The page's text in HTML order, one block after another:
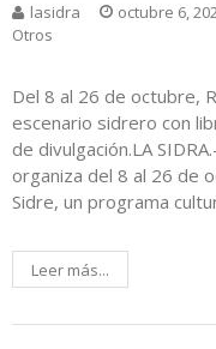
lasidra octubre 6,
Otros
Del 8 al 26 de octubre,
escenario sidrero con
de divulgación.LA
organiza del 8 al 26 de
Sidre, un programa
Leer más...